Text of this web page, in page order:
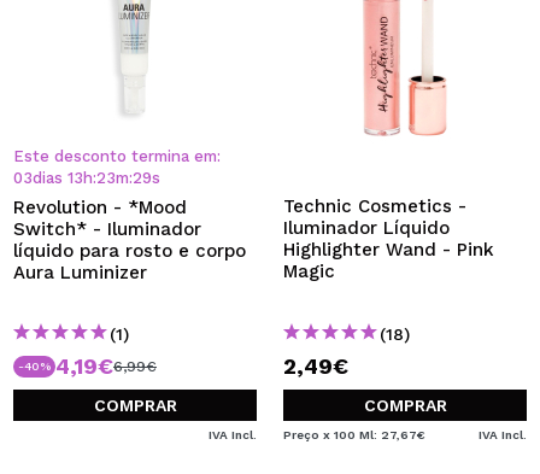
Este desconto termina em:
03dias 13 h:23m:28s
Revolution - *Mood
Switch* - Iluminador
líquido para rosto e corpo
Aura Luminizer
(1)
-40% 4,19€6,99€
COMPRAR
IVA Incl.
Technic Cosmetics -
Iluminador Líquido
Highlighter Wand - Pink
Magic
(18)
2,49€
COMPRAR
Preço x 100 Ml: 27,67€ IVA Incl.